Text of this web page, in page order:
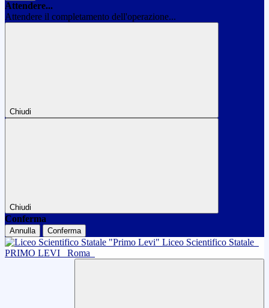
Attendere...
Attendere il completamento dell'operazione...
Chiudi
Chiudi
Conferma
Annulla Conferma
Liceo Scientifico Statale
PRIMO LEVI
Roma